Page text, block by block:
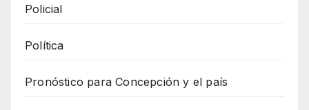
Policial
Política
Pronóstico para Concepción y el país